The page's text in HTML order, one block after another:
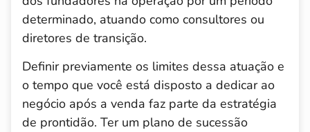
determinado, atuando como consultores ou
diretores de transição.
Definir previamente os limites dessa atuação e
o tempo que você está disposto a dedicar ao
negócio após a venda faz parte da estratégia
de prontidão. Ter um plano de sucessão